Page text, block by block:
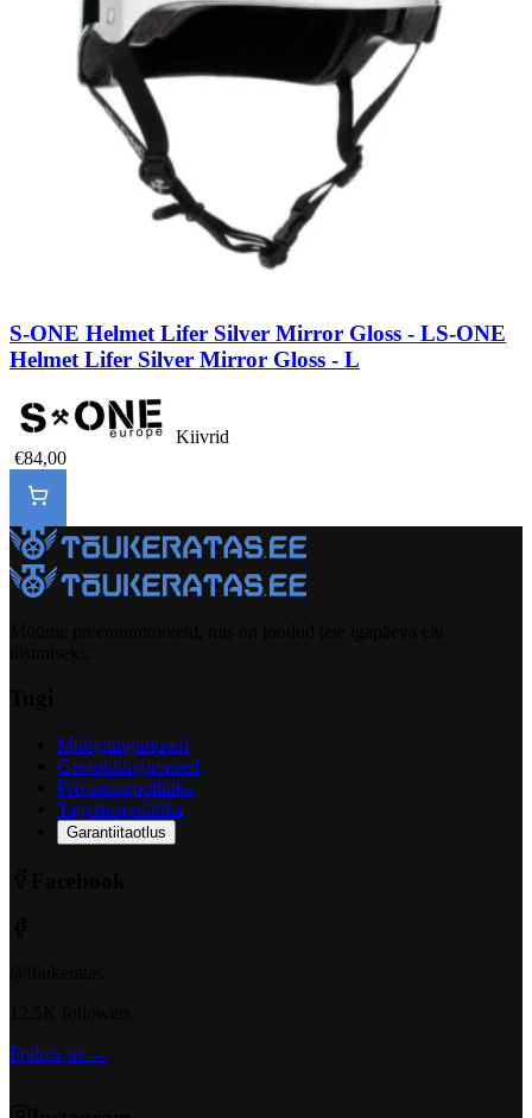
S-ONE Helmet Lifer Silver Mirror Gloss - LS-ONE
Helmet Lifer Silver Mirror Gloss - L
Kiivrid
€84,00
Müügitingimused
Garantiitingimused
Privaatsuspoliitika
Tagastuspoliitika
Garantiitaotlus
Follow us →